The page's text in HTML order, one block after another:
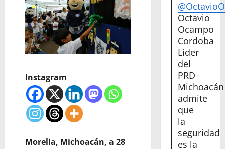
Instagram
Morelia, Michoacán, a 28
Octavio
Ocampo
Cordoba
Líder
del
PRD
Michoacán
admite
que
la
seguridad
es la